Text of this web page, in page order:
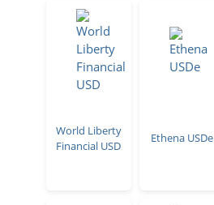
World Liberty
Financial USD
Ethena USDe